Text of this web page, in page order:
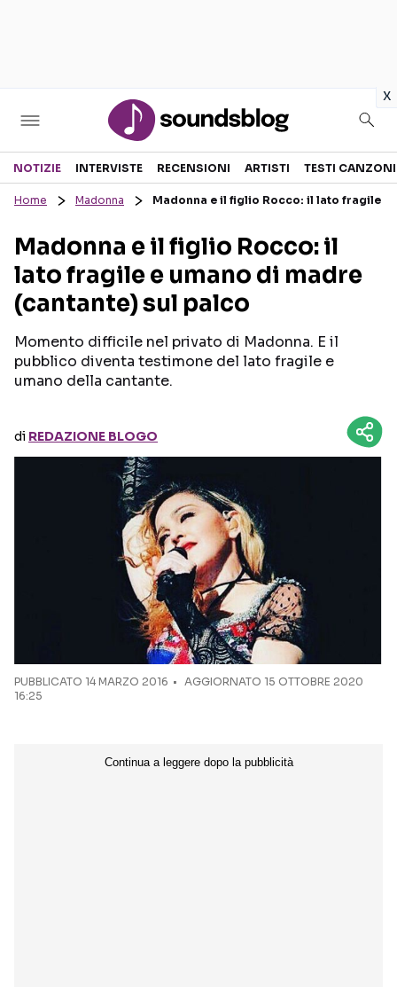
x
Sezioni
RECENSIONI MUSICALI
INTERVISTE
GOSSIP E CURIOSITÀ
TESTI CANZONI
TOUR ED EVENTI
TALENT SHOW
Seguici sui social
NOTIZIE INTERVISTE RECENSIONI ARTISTI TESTI CANZONI
Home Madonna Madonna e il figlio Rocco: il lato fragile e
Madonna e il figlio Rocco: il
lato fragile e umano di madre
(cantante) sul palco
Momento difficile nel privato di Madonna. E il
pubblico diventa testimone del lato fragile e
umano della cantante.
di REDAZIONE BLOGO
PUBBLICATO 14 MARZO 2016
AGGIORNATO 15 OTTOBRE 2020
16:25